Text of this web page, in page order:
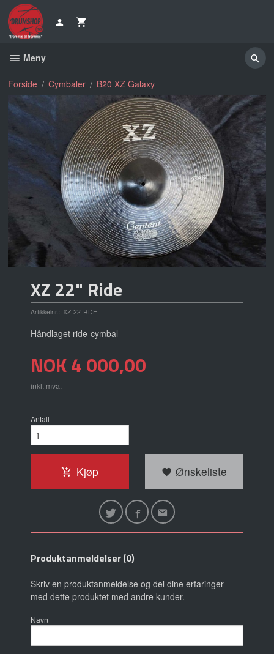
innholdet
Meny
Forside Cymbaler B20 XZ Galaxy
XZ 22" Ride
Artikkelnr.: XZ-22-RDE
Håndlaget ride-cymbal
Pris
NOK4 000,00
inkl. mva.
Antall
Kjøp Ønskeliste
Produktanmeldelser (0)
Skriv en produktanmeldelse og del dine erfaringer
med dette produktet med andre kunder.
Navn